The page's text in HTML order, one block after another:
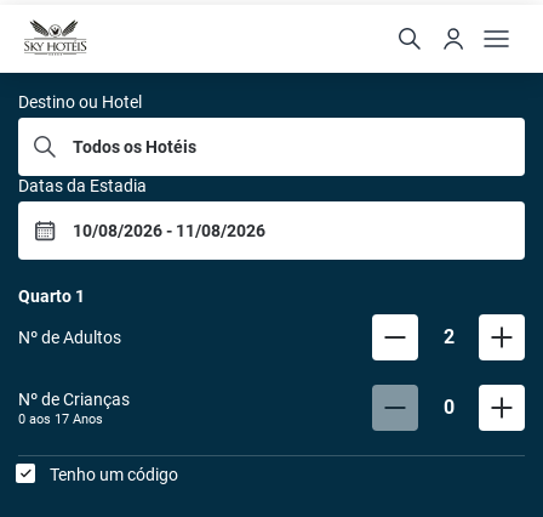
Rede Sky
Destino ou Hotel
Datas da Estadia
Quarto 1
Nº de Adultos 2
Nº de Crianças
0 aos 17 Anos 0
Tenho um código